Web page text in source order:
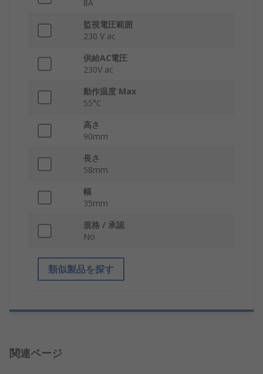
8A
監視電圧範囲
230 V ac
供給AC電圧
230V ac
動作温度 Max
55°C
高さ
90mm
長さ
58mm
幅
35mm
規格 / 承認
No
類似製品を探す
関連ページ